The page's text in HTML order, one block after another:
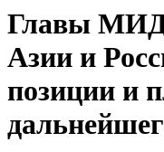
Главы МИД
Азии и
позиции и